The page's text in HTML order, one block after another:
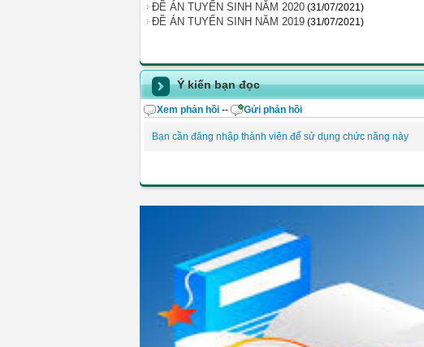
ĐỀ ÁN TUYỂN SINH NĂM 2020 (31/07/2021)
ĐỀ ÁN TUYỂN SINH NĂM 2019 (31/07/2021)
Ý kiến bạn đọc
Xem phản hồi -- Gửi phản hồi
Bạn cần đăng nhập thành viên để sử dụng chức năng này